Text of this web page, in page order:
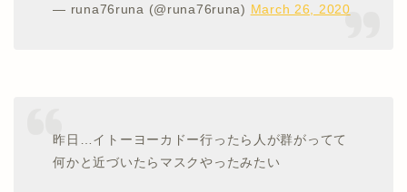
— runa76runa (@runa76runa) March 26, 2020
昨日…イトーヨーカドー行ったら人が群がってて
何かと近づいたらマスクやったみたい